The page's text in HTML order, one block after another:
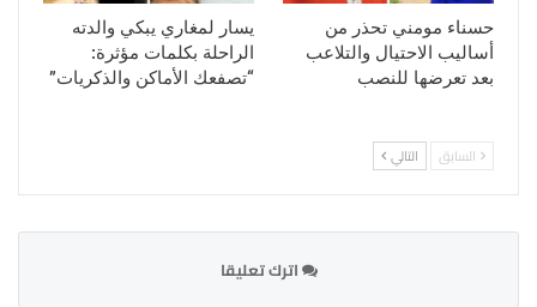
حسناء مومني تحذر من
أساليب الاحتيال والتلاعب
بعد تعرضها للنصب
يسار لمغاري يبكي والدته
الراحلة بكلمات مؤثرة:
“تصفعك الأماكن والذكريات”
السابق التالي
اترك تعليقا